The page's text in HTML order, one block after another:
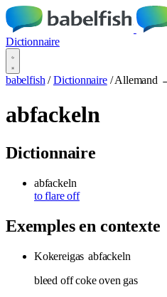
Dictionnaire
babelfish / Dictionnaire / Allemand
abfackeln
Dictionnaire
abfackeln
to flare off
Exemples en contexte
Kokereigas abfackeln
bleed off coke oven gas